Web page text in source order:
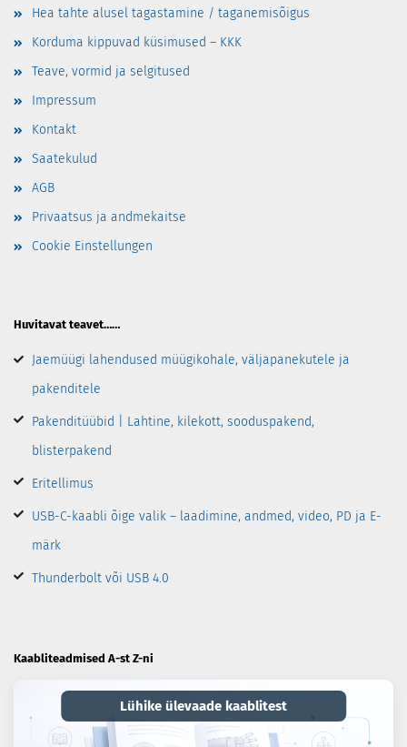
Hea tahte alusel tagastamine / taganemisõigus
Korduma kippuvad küsimused – KKK
Teave, vormid ja selgitused
Impressum
Kontakt
Saatekulud
AGB
Privaatsus ja andmekaitse
Cookie Einstellungen
Huvitavat teavet……
Jaemüügi lahendused müügikohale, väljapanekutele ja
pakenditele
Pakenditüübid | Lahtine, kilekott, sooduspakend,
blisterpakend
Eritellimus
USB-C-kaabli õige valik – laadimine, andmed, video, PD ja E-
märk
Thunderbolt või USB 4.0
Kaabliteadmised A-st Z-ni
Lühike ülevaade kaablitest